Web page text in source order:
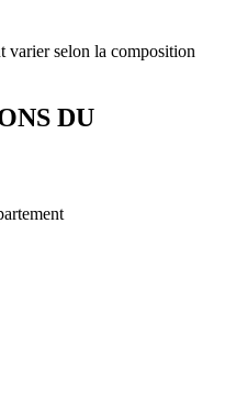
varier selon la composition
DU